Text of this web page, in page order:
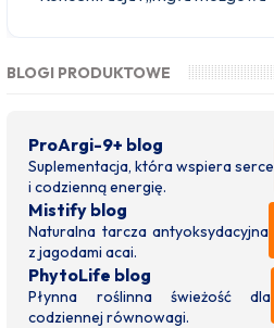
BLOGI PRODUKTOWE
ProArgi-9+ blog
Suplementacja, która wspiera serce
i codzienną energię.
Mistify blog
Naturalna tarcza antyoksydacyjna
z jagodami acai.
PhytoLife blog
Płynna roślinna świeżość dla
codziennej równowagi.